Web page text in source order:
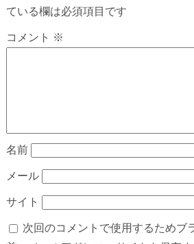
ている欄は必須項目です
コメント ※
名前
メール
サイト
次回のコメントで使用するためブ